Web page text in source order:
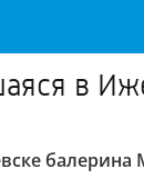
в
балерина